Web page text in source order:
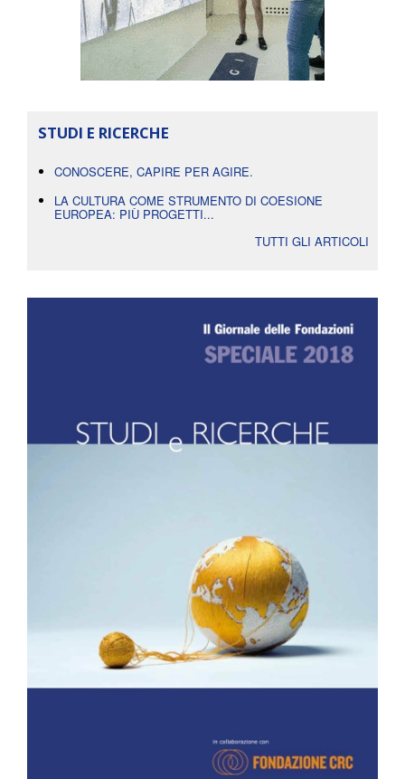
STUDI E RICERCHE
CONOSCERE, CAPIRE PER AGIRE.
LA CULTURA COME STRUMENTO DI COESIONE
EUROPEA: PIÙ PROGETTI...
TUTTI GLI ARTICOLI